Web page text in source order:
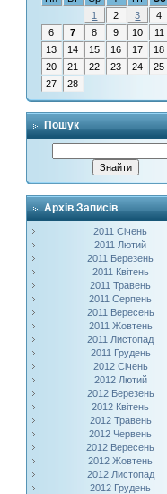
1
2 3 4
6
7 8 9 10 11
13
14 15 16 17 18
20
21 22 23 24 25
27
28
Пошук
Архів Записів
2011 Січень
2011 Лютий
2011 Березень
2011 Квітень
2011 Травень
2011 Серпень
2011 Вересень
2011 Жовтень
2011 Листопад
2011 Грудень
2012 Січень
2012 Лютий
2012 Березень
2012 Квітень
2012 Травень
2012 Червень
2012 Вересень
2012 Жовтень
2012 Листопад
2012 Грудень